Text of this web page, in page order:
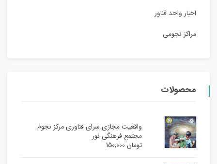
اخبار واحد فناور
مراکز نجومی
محصولات
واقعیت مجازی سرای فناوری مرکز نجوم
مجتمع فرهنگی نور
تومان150,000